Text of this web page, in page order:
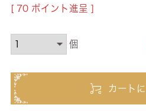
[ 70 ポイント進呈 ]
カート